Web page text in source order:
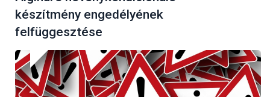
készítmény engedélyének
felfüggesztése